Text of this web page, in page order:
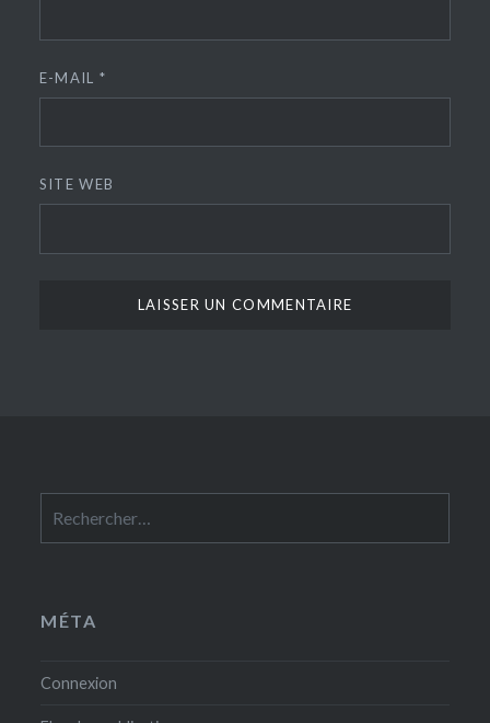
E-MAIL *
SITE WEB
MÉTA
Connexion